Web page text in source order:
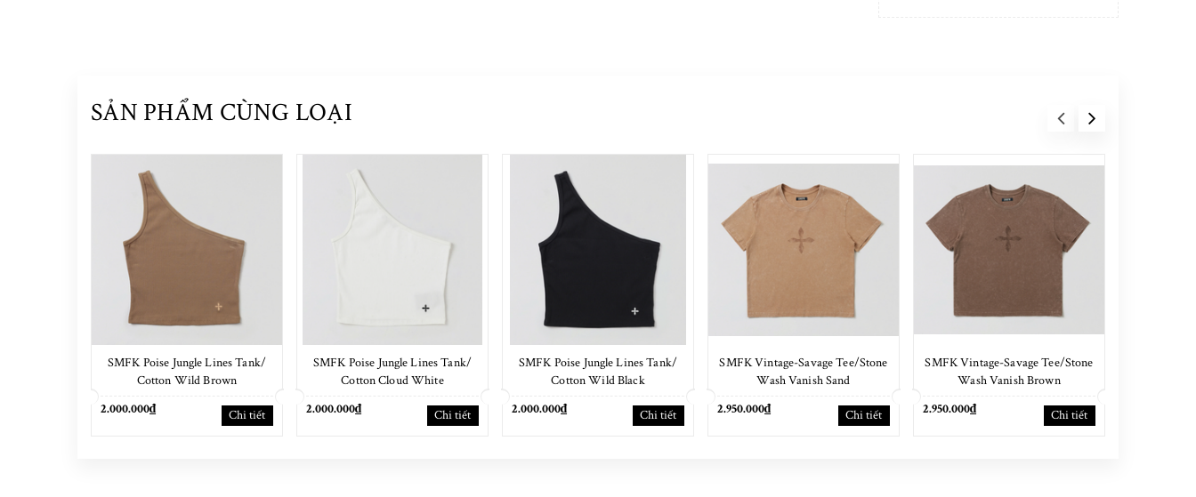
SẢN PHẨM CÙNG LOẠI
SMFK Poise Jungle Lines Tank/
Cotton Wild Brown
2.000.000₫
Chi tiết
SMFK Poise Jungle Lines Tank/
Cotton Cloud White
2.000.000₫
Chi tiết
SMFK Poise Jungle Lines Tank/
Cotton Wild Black
2.000.000₫
Chi tiết
SMFK Vintage-Savage Tee/Stone
Wash Vanish Sand
2.950.000₫
Chi tiết
SMFK Vintage-Savage Tee/Stone
Wash Vanish Brown
2.950.000₫
Chi tiết